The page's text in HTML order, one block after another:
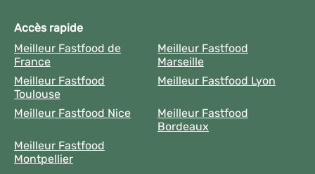
Accès rapide
Meilleur Fastfood de
France
Meilleur Fastfood
Marseille
Meilleur Fastfood
Toulouse
Meilleur Fastfood Lyon
Meilleur Fastfood Nice
Meilleur Fastfood
Bordeaux
Meilleur Fastfood
Montpellier